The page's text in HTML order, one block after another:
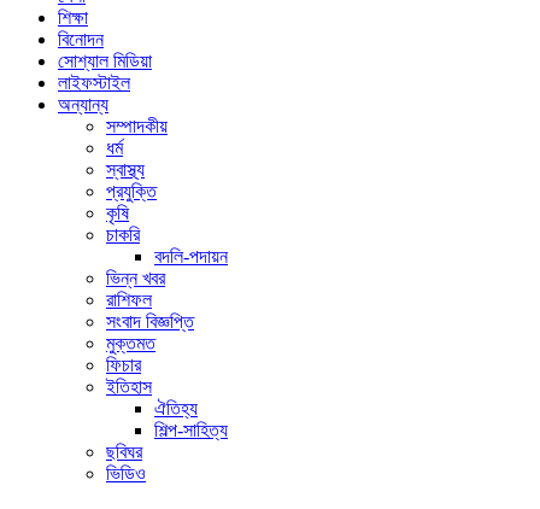
শিক্ষা
বিনোদন
সোশ্যাল মিডিয়া
লাইফস্টাইল
অন্যান্য
সম্পাদকীয়
ধর্ম
স্বাস্থ্য
প্রযুক্তি
কৃষি
চাকরি
বদলি-পদায়ন
ভিন্ন খবর
রাশিফল
সংবাদ বিজ্ঞপ্তি
মুক্তমত
ফিচার
ইতিহাস
ঐতিহ্য
শিল্প-সাহিত্য
ছবিঘর
ভিডিও